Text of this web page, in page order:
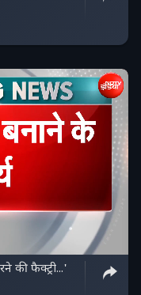
की फैक्ट्री...'